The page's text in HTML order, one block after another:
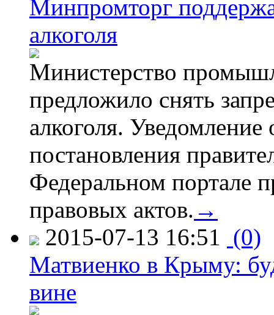
Минпромторг
алкоголя
Министерство
предложило снять
алкоголя. Уведомление
постановления
Федеральном портале
правовых актов. →
2015-07-13 16:51 (0)
Матвиенко в Крыму:
вине